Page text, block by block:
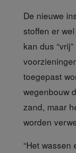
De nieuwe
stoffen er
kan dus
toegepast
wegenbouw
zand, maar
worden
“Het